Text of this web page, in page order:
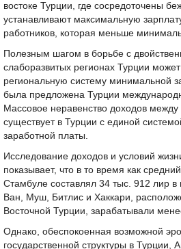
востоке Турции, где сосредоточены
устанавливают максимальную
работников, которая меньше
Полезным шагом в борьбе с
слаборазвитых регионах Турции
региональную систему минимальной
была предложена Турции
Массовое неравенство доходов
существует в Турции с единой
заработной платы.
Исследование доходов и условий
показывает, что в то время как
Стамбуле составлял 34 тыс. 912 лир в
Ван, Муш, Битлис и Хаккари,
Восточной Турции, зарабатывали
Однако, обеспокоенная возможной
государственной структуры в Турции,